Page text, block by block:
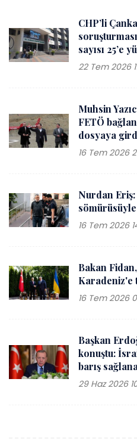
CHP’li
sayısı 25’e
22 Tem 2026
Muhsin
FETÖ
dosyaya
16 Tem 2026
Nurdan
16 Tem 2026
Bakan
Karadeniz'e
16 Tem 2026
Başkan
konuştu:
barış
29 Haz 2026